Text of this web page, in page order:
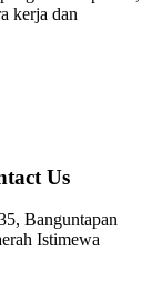
kerja dan
Us
Banguntapan
Istimewa